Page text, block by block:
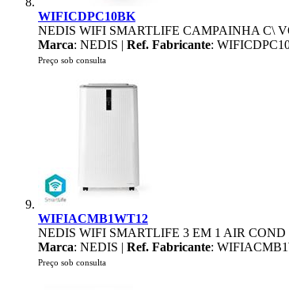
WIFICDPC10BK
NEDIS WIFI SMARTLIFE CAMPAINHA C\
Marca: NEDIS | Ref. Fabricante:
Preço sob consulta
WIFIACMB1WT12
NEDIS WIFI SMARTLIFE 3 EM 1 AIR
Marca: NEDIS | Ref. Fabricante:
Preço sob consulta